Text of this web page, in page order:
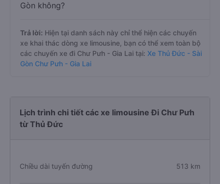
Gòn không?
Trả lời: Hiện tại danh sách này chỉ thể hiện các chuyến
xe khai thác dòng xe limousine, bạn có thể xem toàn bộ
các chuyến xe đi Chư Pưh - Gia Lai tại: Xe Thủ Đức - Sài
Gòn Chư Pưh - Gia Lai
Lịch trình chi tiết các xe limousine Đi Chư Pưh
từ Thủ Đức
Chiều dài tuyến đường 513 km